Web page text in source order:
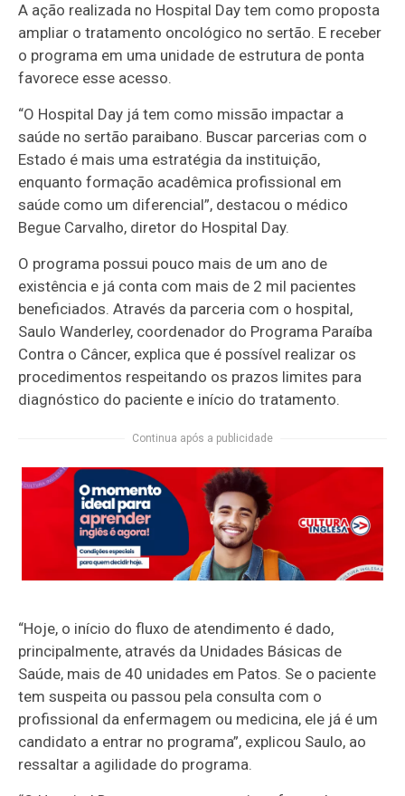
A ação realizada no Hospital Day tem como proposta
ampliar o tratamento oncológico no sertão. E receber
o programa em uma unidade de estrutura de ponta
favorece esse acesso.
“O Hospital Day já tem como missão impactar a
saúde no sertão paraibano. Buscar parcerias com o
Estado é mais uma estratégia da instituição,
enquanto formação acadêmica profissional em
saúde como um diferencial”, destacou o médico
Begue Carvalho, diretor do Hospital Day.
O programa possui pouco mais de um ano de
existência e já conta com mais de 2 mil pacientes
beneficiados. Através da parceria com o hospital,
Saulo Wanderley, coordenador do Programa Paraíba
Contra o Câncer, explica que é possível realizar os
procedimentos respeitando os prazos limites para
diagnóstico do paciente e início do tratamento.
Continua após a publicidade
“Hoje, o início do fluxo de atendimento é dado,
principalmente, através da Unidades Básicas de
Saúde, mais de 40 unidades em Patos. Se o paciente
tem suspeita ou passou pela consulta com o
profissional da enfermagem ou medicina, ele já é um
candidato a entrar no programa”, explicou Saulo, ao
ressaltar a agilidade do programa.